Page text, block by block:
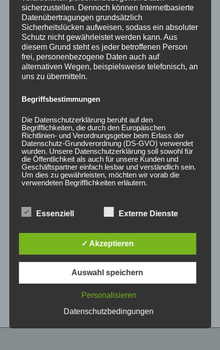
CONCAVER CVR1
19×8,5 ET35 5×120
Brushed Titanium
450,00€ *
Bewertet
mit
CONCAVER CVR1
19×8,5 ET40 5×112
Platinum Black
5
19×8,5 ET35 5×112
450,00€ *
19×8,5 ET35 5×112
Double Tinted Black
450,00€ *
Bewertet
von
5
sicherzustellen. Dennoch können Internetbasierte
Datenübertragungen grundsätzlich
Sicherheitslücken aufweisen, sodass ein absoluter
Schutz nicht gewährleistet werden kann. Aus
diesem Grund steht es jeder betroffenen Person
frei, personenbezogene Daten auch auf
alternativen Wegen, beispielsweise telefonisch, an
uns zu übermitteln.
Begriffsbestimmungen
Die Datenschutzerklärung beruht auf den
Begrifflichkeiten, die durch den Europäischen
Richtlinien- und Verordnungsgeber beim Erlass der
Datenschutz-Grundverordnung (DS-GVO) verwendet
wurden. Unsere Datenschutzerklärung soll sowohl für
die Öffentlichkeit als auch für unsere Kunden und
Geschäftspartner einfach lesbar und verständlich sein.
Um dies zu gewährleisten, möchten wir vorab die
verwendeten Begrifflichkeiten erläutern.
Wir verwenden in dieser Datenschutzerklärung
unter anderem die folgenden Begriffe:
Personenbezogene Daten sind alle
identifizierbare natürliche Person (im Folgenden
wird eine natürliche Person angesehen, die
Essenziell Externe Dienste
✓ Akzeptieren
Auswahl speichern
Personalisieren
Datenschutzbedingungen